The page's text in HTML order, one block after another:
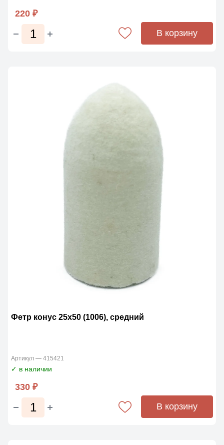
220 ₽
В корзину
Фетр конус 25х50 (1006), средний
Артикул — 415421
✓ в наличии
330 ₽
В корзину